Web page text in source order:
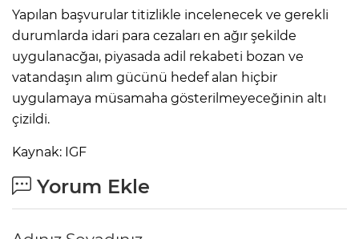
Yapılan başvurular titizlikle incelenecek ve gerekli
durumlarda idari para cezaları en ağır şekilde
uygulanacğaı, piyasada adil rekabeti bozan ve
vatandaşın alım gücünü hedef alan hiçbir
uygulamaya müsamaha gösterilmeyeceğinin altı
çizildi.
Kaynak: IGF
Yorum Ekle